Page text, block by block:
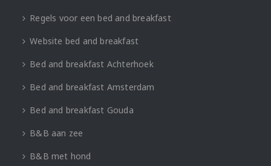
Regels voor een bed and breakfast
Website bed and breakfast
Bed and breakfast Achterhoek
Bed and breakfast Amsterdam
Bed and breakfast Gouda
B&B aan zee
B&B met hond